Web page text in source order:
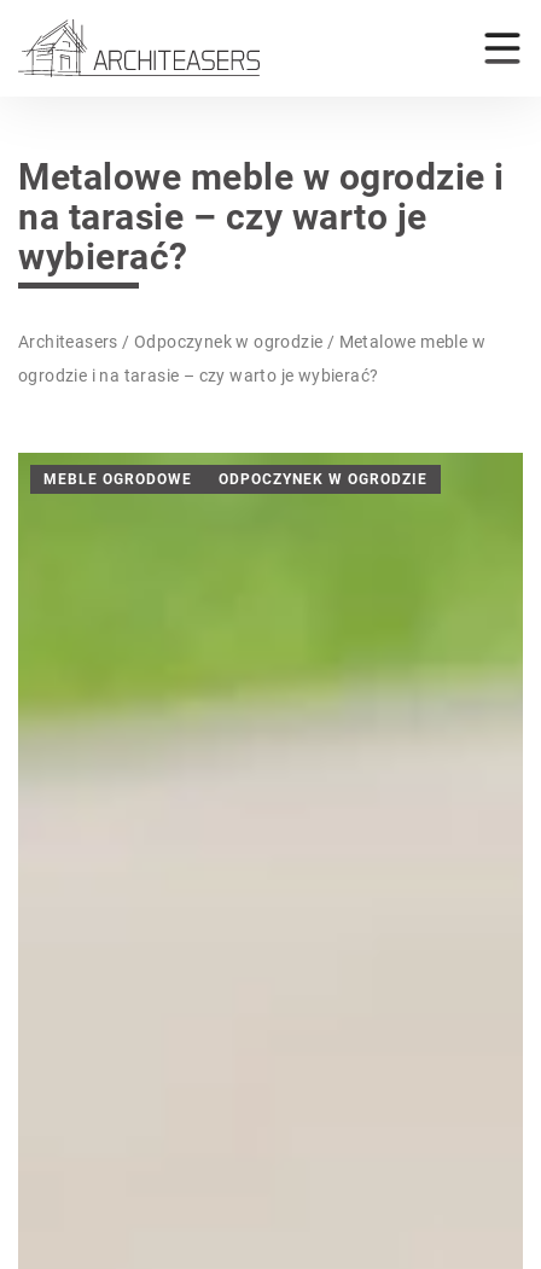
Metalowe meble w ogrodzie i
na tarasie – czy warto je
wybierać?
Architeasers / Odpoczynek w ogrodzie / Metalowe meble w
ogrodzie i na tarasie – czy warto je wybierać?
MEBLE OGRODOWE ODPOCZYNEK W OGRODZIE